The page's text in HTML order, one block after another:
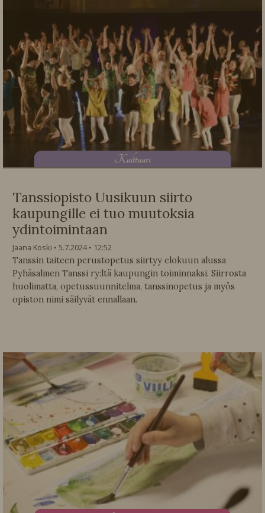
Kulttuuri
Tanssiopisto Uusikuun siirto
kaupungille ei tuo muutoksia
ydintoimintaan
Jaana Koski 5.7.2024
12:52
Tanssin taiteen perustopetus siirtyy elokuun alussa
Pyhäsalmen Tanssi ry:ltä kaupungin toiminnaksi. Siirrosta
huolimatta, opetussuunnitelma, tanssinopetus ja myös
opiston nimi säilyvät ennallaan.